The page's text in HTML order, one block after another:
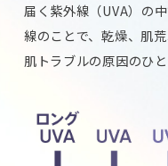
届く紫外線（UVA）の
線のことで、乾燥、肌
肌トラブルの原因のひと